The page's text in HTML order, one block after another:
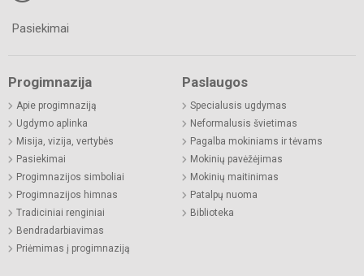
Pasiekimai
Progimnazija
Apie progimnaziją
Ugdymo aplinka
Misija, vizija, vertybės
Pasiekimai
Progimnazijos simboliai
Progimnazijos himnas
Tradiciniai renginiai
Bendradarbiavimas
Priėmimas į progimnaziją
Paslaugos
Specialusis ugdymas
Neformalusis švietimas
Pagalba mokiniams ir tėvams
Mokinių pavėžėjimas
Mokinių maitinimas
Patalpų nuoma
Biblioteka